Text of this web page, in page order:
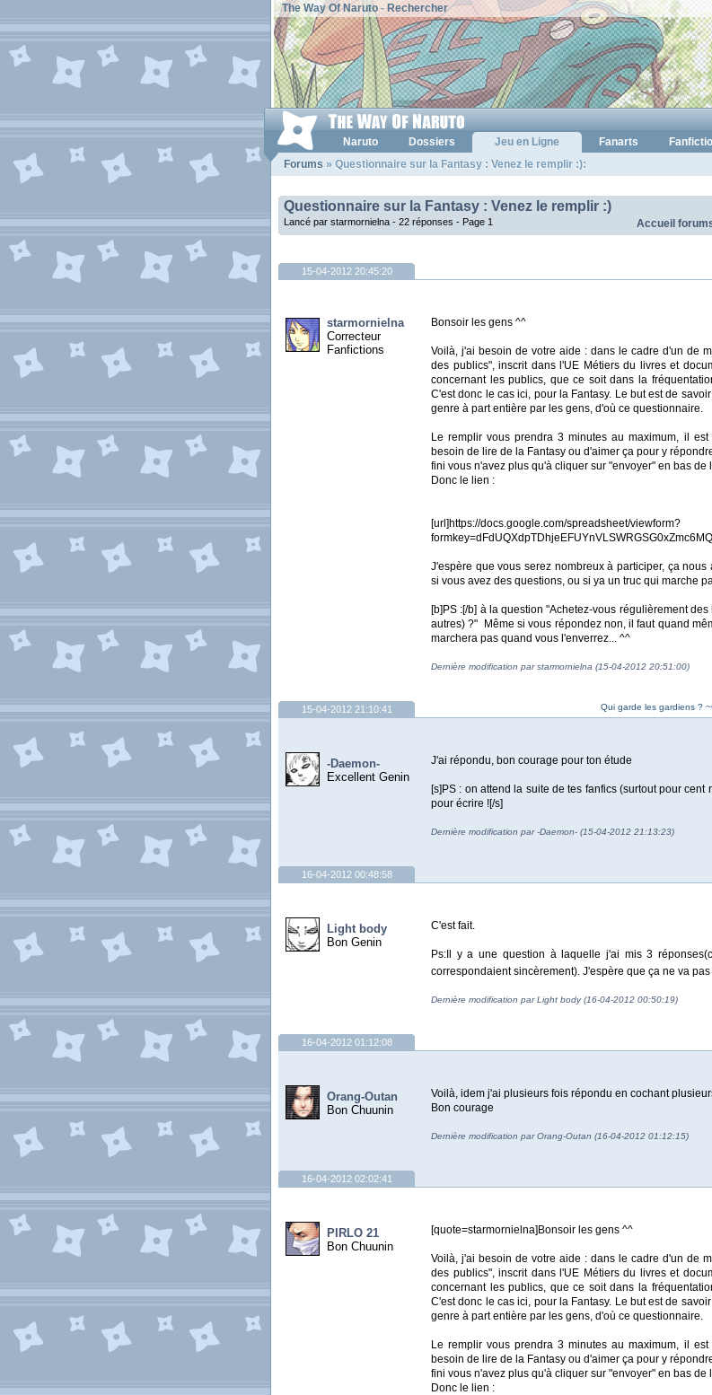
The Way Of Naruto- Rechercher
Naruto Dossiers Jeu en Ligne Fanarts
Forums » Questionnaire sur la Fantasy : Venez le remplir :):
Questionnaire sur la Fantasy : Venez le remplir :)
Accueil
Lancé par starmornielna - 22 réponses - Page 1
15-04-2012 20:45:20
starmornielna
Correcteur
Fanfictions
Bonsoir les gens ^^
Voilà, j'ai besoin de votre aide : dans le cadre d'un de
des publics", inscrit dans l'UE Métiers du livres et
concernant les publics, que ce soit dans la
C'est donc le cas ici, pour la Fantasy. Le but est de
genre à part entière par les gens, d'où ce questionnaire.
Le remplir vous prendra 3 minutes au maximum, il
besoin de lire de la Fantasy ou d'aimer ça pour y
fini vous n'avez plus qu'à cliquer sur "envoyer" en bas de
Donc le lien :
[url]https://docs.google.com/spreadsheet/viewform?
J'espère que vous serez nombreux à participer, ça
si vous avez des questions, ou si ya un truc qui marche
[b]PS :[/b] à la question "Achetez-vous régulièrement
autres) ?" Même si vous répondez non, il faut quand
marchera pas quand vous l'enverrez... ^^
Dernière modification par starmornielna (15-04-2012 20:51:00)
Qui garde les gardiens ?
15-04-2012 21:10:41
-Daemon-
Excellent Genin
J'ai répondu, bon courage pour ton étude
[s]PS : on attend la suite de tes fanfics (surtout pour
pour écrire ![/s]
Dernière modification par -Daemon- (15-04-2012 21:13:23)
16-04-2012 00:48:58
Light body
Bon Genin
C'est fait.
Ps:Il y a une question à laquelle j'ai mis 3
correspondaient sincèrement). J'espère que ça ne va
Dernière modification par Light body (16-04-2012 00:50:19)
16-04-2012 01:12:08
Orang-Outan
Bon Chuunin
Voilà, idem j'ai plusieurs fois répondu en cochant
Bon courage
Dernière modification par Orang-Outan (16-04-2012 01:12:15)
16-04-2012 02:02:41
PIRLO 21
Bon Chuunin
[quote=starmornielna]Bonsoir les gens ^^
Voilà, j'ai besoin de votre aide : dans le cadre d'un de
des publics", inscrit dans l'UE Métiers du livres et
concernant les publics, que ce soit dans la
C'est donc le cas ici, pour la Fantasy. Le but est de
genre à part entière par les gens, d'où ce questionnaire.
Le remplir vous prendra 3 minutes au maximum, il
besoin de lire de la Fantasy ou d'aimer ça pour y
fini vous n'avez plus qu'à cliquer sur "envoyer" en bas de
Donc le lien :